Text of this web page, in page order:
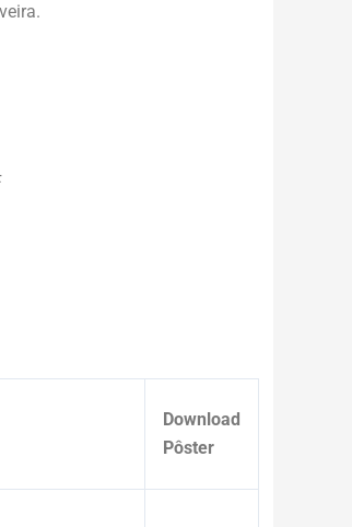
Download
Pôster